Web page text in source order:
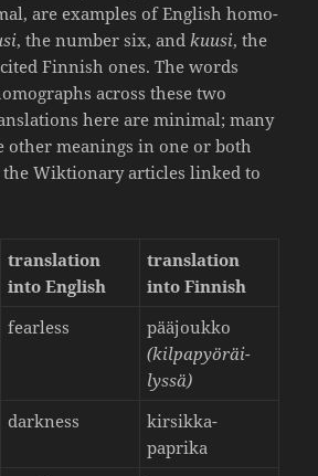
are examples of English homo­
, the number six, andkuusi, the
Finnish ones. The words
across these two
here are minimal; many
other meanings in one or both
the Wiktio­nary articles linked to
trans­la­tion
into English
trans­la­tion
into Finnish
fear­less
pääjoukko
(kilpa­pyö­räi­
lyssä)
dark­ness
kirsik­ka­
paprika